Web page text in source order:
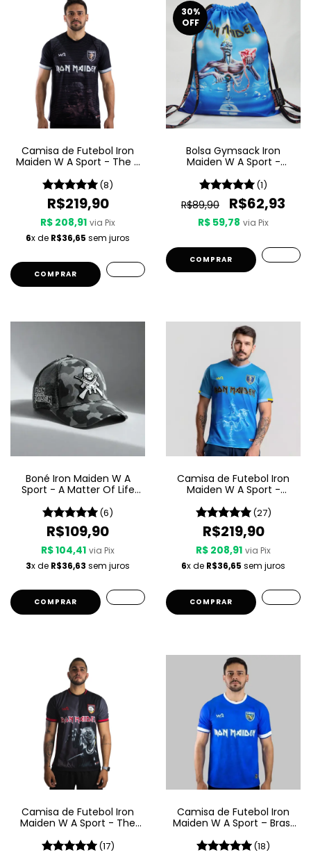
Camisa de Futebol Iron
Maiden W A Sport - The X
(8)
R$219,90
R$ 208,91 via Pix
6x de R$36,65 sem juros
COMPRAR
30%
OFF
Bolsa Gymsack Iron
Maiden W A Sport -
Son
(1)
R$89,90 R$62,93
R$ 59,78 via Pix
Boné Iron Maiden W A
Sport - A Matter Of Life
(6)
R$109,90
R$ 104,41 via Pix
3x de R$36,63 sem juros
Camisa de Futebol Iron
Maiden W A Sport -
Son
(27)
R$219,90
R$ 208,91 via Pix
6x de R$36,65 sem juros
COMPRAR
Camisa de Futebol Iron
Maiden W A Sport - The
(17)
Camisa de Futebol Iron
Maiden W A Sport – Brasil
(18)